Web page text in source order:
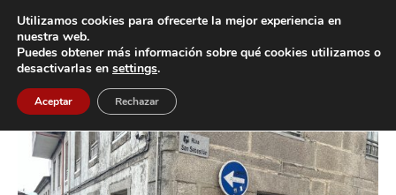
Inicio Etiquetas Rúa San Sebastián
Etiqueta: Rúa San Sebastián
Utilizamos cookies para ofrecerte la mejor experiencia en
nuestra web.
Puedes obtener más información sobre qué cookies utilizamos o
desactivarlas en settings.
Aceptar Rechazar